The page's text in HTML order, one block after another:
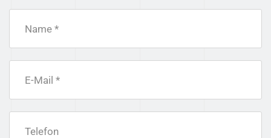
Name *
E-Mail *
Telefon